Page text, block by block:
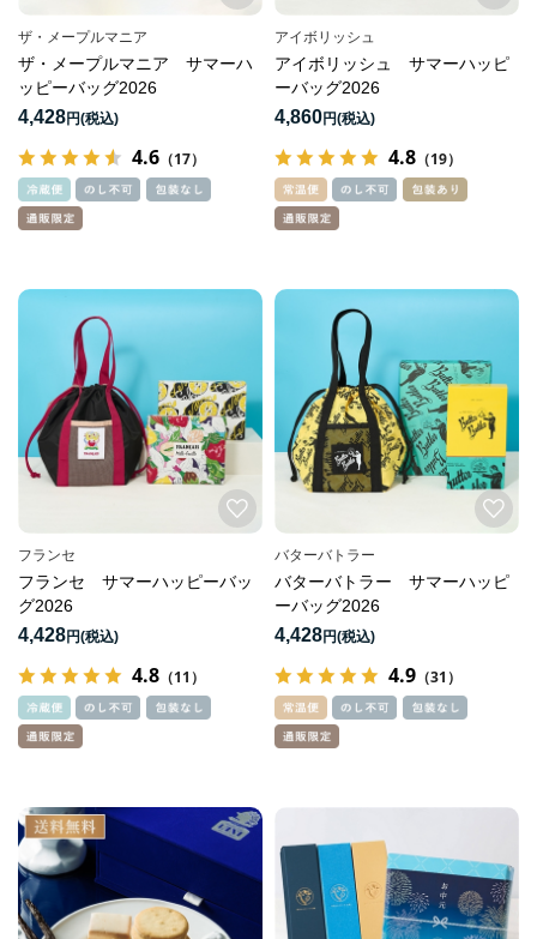
ザ・メープルマニア
ザ・メープルマニア サマーハ
ッピーバッグ2026
4,428円
4.6 （17）
アイボリッシュ
アイボリッシュ サマーハッピ
ーバッグ2026
4,860円
4.8 （19）
フランセ
フランセ サマーハッピーバッ
グ2026
4,428円
4.8 （11）
バターバトラー
バターバトラー サマーハッピ
ーバッグ2026
4,428円
4.9 （31）